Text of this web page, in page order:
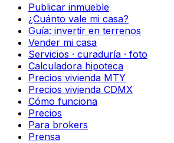
Publicar inmueble
¿Cuánto vale mi casa?
Guía: invertir en terrenos
Vender mi casa
Servicios · curaduría · foto
Calculadora hipoteca
Precios vivienda MTY
Precios vivienda CDMX
Cómo funciona
Precios
Para brokers
Prensa